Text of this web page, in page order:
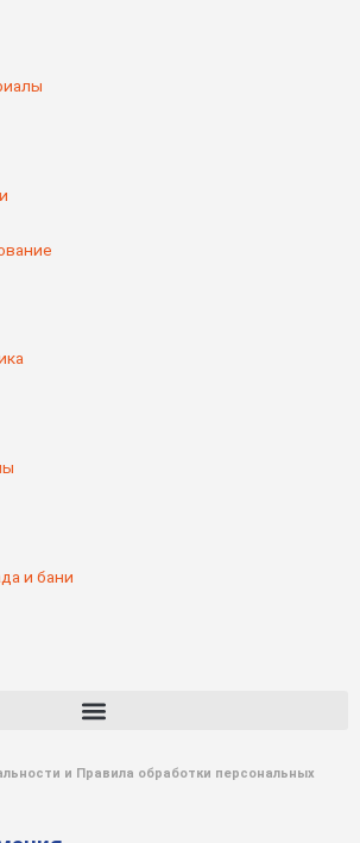
и бани
и Правила обработки персональных